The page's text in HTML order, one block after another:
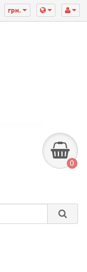
грн.
0